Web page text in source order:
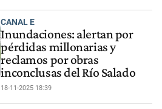
CANAL E
Inundaciones: alertan por
pérdidas millonarias y
reclamos por obras
inconclusas del Río Salado
18-11-2025 18:39